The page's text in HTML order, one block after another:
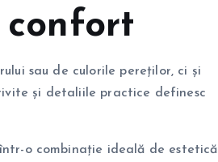
sau de culorile pereților, ci și
și detaliile practice definesc
o combinație ideală de estetică